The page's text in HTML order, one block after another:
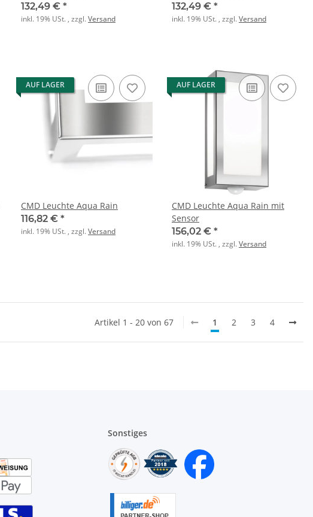
132,49 € *
inkl. 19% USt. , zzgl.Versand
132,49 € *
inkl. 19% USt. , zzgl.Versand
AUF LAGER
CMD Leuchte Aqua Rain
116,82 € *
inkl. 19% USt. , zzgl.Versand
AUF LAGER
CMD Leuchte Aqua Rain mit
Sensor
156,02 € *
inkl. 19% USt. , zzgl.Versand
Artikel 1 - 20 von 67 1 2 3 4
Sonstiges